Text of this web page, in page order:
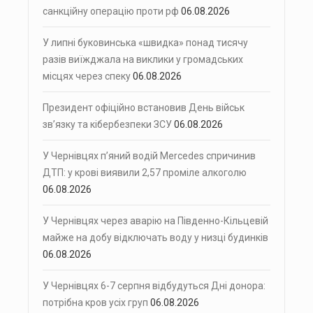
санкційну операцію проти рф 06.08.2026
У липні буковинська «швидка» понад тисячу
разів виїжджала на виклики у громадських
місцях через спеку06.08.2026
Президент офіційно встановив День військ
зв’язку та кібербезпеки ЗСУ06.08.2026
У Чернівцях п’яний водій Mercedes спричинив
ДТП: у крові виявили 2,57 проміле алкоголю
06.08.2026
У Чернівцях через аварію на Південно-Кільцевій
майже на добу відключать воду у низці будинків
06.08.2026
У Чернівцях 6-7 серпня відбудуться Дні донора:
потрібна кров усіх груп 06.08.2026